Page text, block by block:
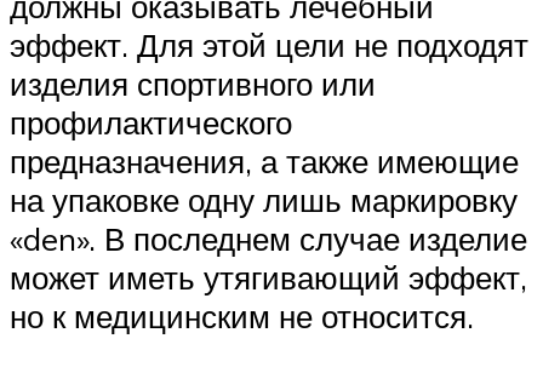
эффект. Для этой цели не подходят
изделия спортивного или
профилактического
предназначения, а также имеющие
на упаковке одну лишь маркировку
«den». В последнем случае изделие
может иметь утягивающий эффект,
но к медицинским не относится.